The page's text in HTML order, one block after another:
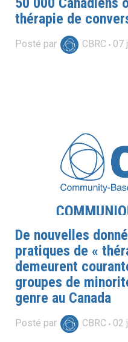
thérapie de
Posté par CBRC 07
De nouvelles
pratiques de «
demeurent
groupes de
genre au Canada
Posté par CBRC 02